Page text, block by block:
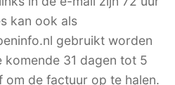
kan ook als
gebruikt worden
komende 31 dagen tot 5
de factuur op te halen.